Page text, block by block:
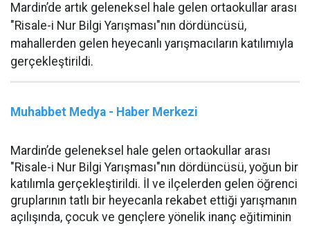
Mardin’de artık geleneksel hale gelen ortaokullar arası
"Risale-i Nur Bilgi Yarışması"nın dördüncüsü,
mahallerden gelen heyecanlı yarışmacıların katılımıyla
gerçekleştirildi.
Muhabbet Medya - Haber Merkezi
Mardin’de geleneksel hale gelen ortaokullar arası
"Risale-i Nur Bilgi Yarışması"nın dördüncüsü, yoğun bir
katılımla gerçekleştirildi. İl ve ilçelerden gelen öğrenci
gruplarının tatlı bir heyecanla rekabet ettiği yarışmanın
açılışında, çocuk ve gençlere yönelik inanç eğitiminin